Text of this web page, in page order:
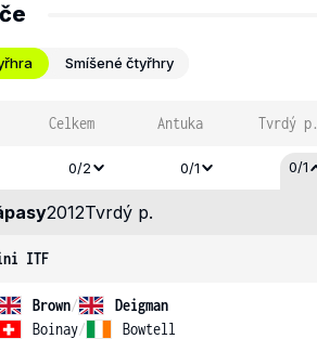
Smíšené čtyřhry
Celkem Antuka Tvrdý p.
0/2 0/1 0/1
2012Tvrdý p.
ITF
Brown/
Deigman
Boinay/ Bowtell